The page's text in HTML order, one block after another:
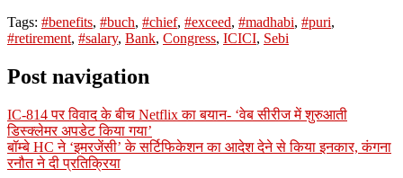
Tags: #benefits, #buch, #chief, #exceed, #madhabi, #puri,
#retirement, #salary, Bank, Congress, ICICI, Sebi
Post navigation
IC-814 पर विवाद के बीच Netflix का बयान- ‘वेब सीरीज में शुरुआती
डिस्क्लेमर अपडेट किया गया’
बॉम्बे HC ने ‘इमरजेंसी’ के सर्टिफिकेशन का आदेश देने से किया इनकार, कंगना
रनौत ने दी प्रतिक्रिया